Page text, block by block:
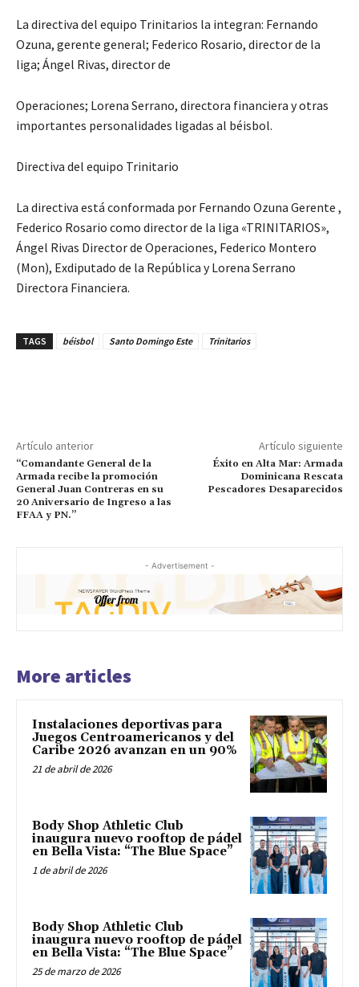
La directiva del equipo Trinitarios la integran: Fernando
Ozuna, gerente general; Federico Rosario, director de la
liga; Ángel Rivas, director de
Operaciones; Lorena Serrano, directora financiera y otras
importantes personalidades ligadas al béisbol.
Directiva del equipo Trinitario
La directiva está conformada por Fernando Ozuna Gerente ,
Federico Rosario como director de la liga «TRINITARIOS»,
Ángel Rivas Director de Operaciones, Federico Montero
(Mon), Exdiputado de la República y Lorena Serrano
Directora Financiera.
TAGS béisbol Santo Domingo Este Trinitarios
Artículo anterior
“Comandante General de la
Armada recibe la promoción
General Juan Contreras en su
20 Aniversario de Ingreso a las
FFAA y PN.”
Artículo siguiente
Éxito en Alta Mar: Armada
Dominicana Rescata
Pescadores Desaparecidos
- Advertisement -
More articles
Instalaciones deportivas para
Juegos Centroamericanos y del
Caribe 2026 avanzan en un 90%
21 de abril de 2026
Body Shop Athletic Club
inaugura nuevo rooftop de pádel
en Bella Vista: “The Blue Space”
1 de abril de 2026
Body Shop Athletic Club
inaugura nuevo rooftop de pádel
en Bella Vista: “The Blue Space”
25 de marzo de 2026